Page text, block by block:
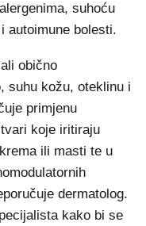
suhoću
autoimune bolesti.
obično
suhu kožu, oteklinu i
primjenu
koje iritiraju
ili masti te u
dermatolog.
kako bi se